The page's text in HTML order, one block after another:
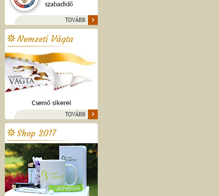
szabadidő
TOVÁBB
Nemzeti Vágta
Csemő sikerei
TOVÁBB
Shop 2017